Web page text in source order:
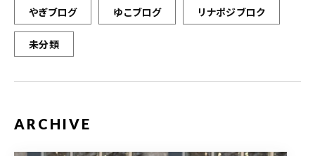
やぎブログ ゆこブログ リナポジブロク
未分類
ARCHIVE